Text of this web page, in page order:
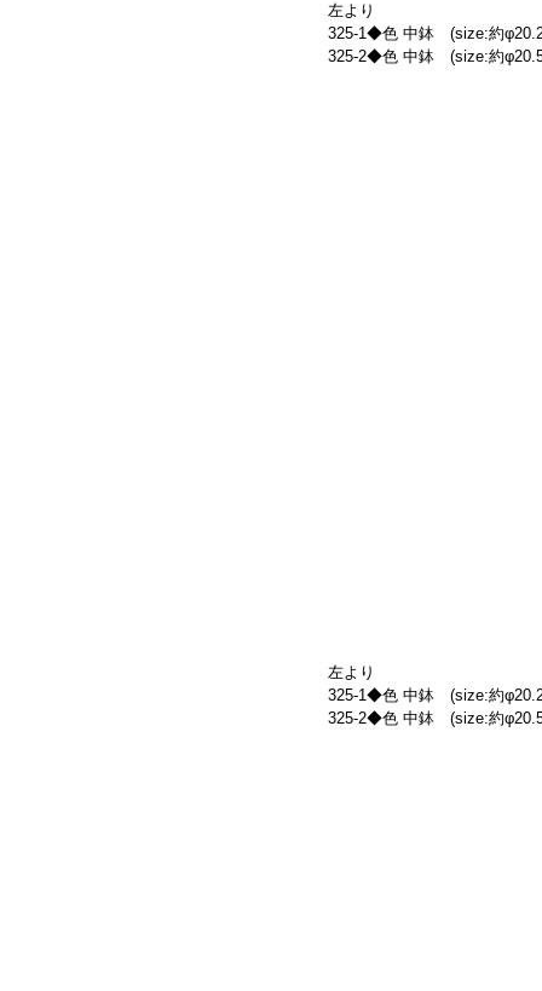
左より
325-1◆色 中鉢　(size:約
325-2◆色 中鉢　(size:約
左より
325-1◆色 中鉢　(size:約
325-2◆色 中鉢　(size:約